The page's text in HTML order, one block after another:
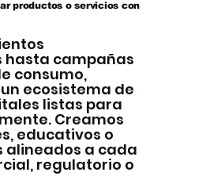
productos o servicios con
campañas
consumo,
ecosistema de
listas para
Creamos
educativos o
alineados a cada
regulatorio o